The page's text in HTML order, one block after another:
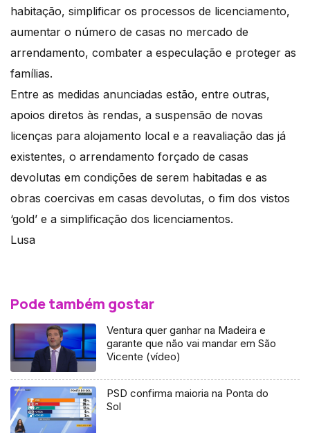
habitação, simplificar os processos de licenciamento,
aumentar o número de casas no mercado de
arrendamento, combater a especulação e proteger as
famílias.
Entre as medidas anunciadas estão, entre outras,
apoios diretos às rendas, a suspensão de novas
licenças para alojamento local e a reavaliação das já
existentes, o arrendamento forçado de casas
devolutas em condições de serem habitadas e as
obras coercivas em casas devolutas, o fim dos vistos
‘gold’ e a simplificação dos licenciamentos.
Lusa
Pode também gostar
Ventura quer ganhar na Madeira e
garante que não vai mandar em São
Vicente (vídeo)
PSD confirma maioria na Ponta do
Sol